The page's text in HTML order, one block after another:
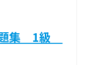
題集 1級